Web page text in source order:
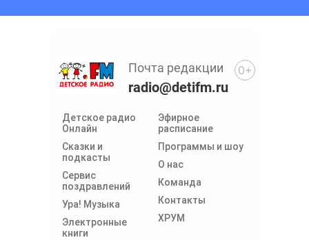
Детское радио
Онлайн
Сказки и
подкасты
Сервис
поздравлений
Ура! Музыка
Электронные
книги
Эфирное
расписание
Программы и шоу
О нас
Команда
Контакты
ХРУМ
Почта редакции
radio@detifm.ru
0+